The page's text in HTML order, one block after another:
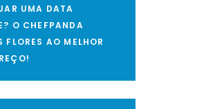
UMA DATA
O CHEFPANDA
FLORES AO MELHOR